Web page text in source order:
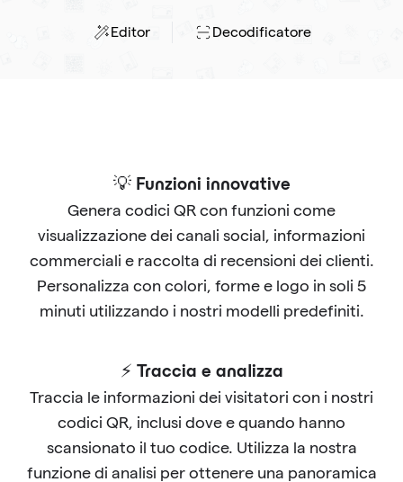
Editor Decodificatore
💡 Funzioni innovative
Genera codici QR con funzioni come
visualizzazione dei canali social, informazioni
commerciali e raccolta di recensioni dei clienti.
Personalizza con colori, forme e logo in soli 5
minuti utilizzando i nostri modelli predefiniti.
⚡ Traccia e analizza
Traccia le informazioni dei visitatori con i nostri
codici QR, inclusi dove e quando hanno
scansionato il tuo codice. Utilizza la nostra
funzione di analisi per ottenere una panoramica